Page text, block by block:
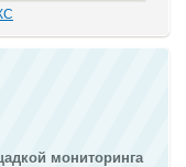
обвинения без
другого
мониторинга